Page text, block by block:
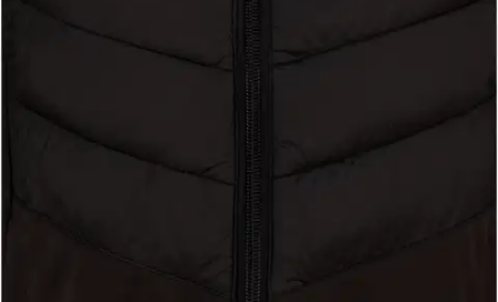
Nouto myymälästä
Kotiin tai noutopisteeseen
House 134-170cm kokotaulukko